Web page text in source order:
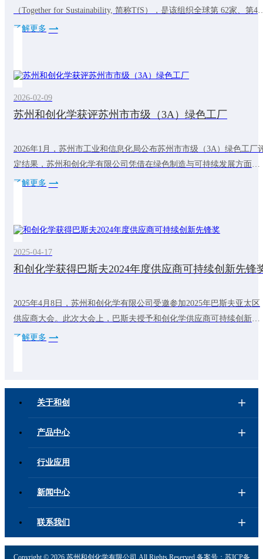
（Together for Sustainability, 简称TfS），是该组织全球第 62家、第4
中国化工成员，标志着公司在践行全球可持续发展理念的道路上迈出
有韧性的化学供应链的发展。和创化学加入TfS之路
了解更多
2026-02-09
苏州和创化学获评苏州市市级（3A）绿色工厂
2026年1月，苏州市工业和信息化局公布苏州市市级（3A）绿色工厂
定结果，苏州和创化学有限公司凭借在绿色制造与可持续发展方面的
系统实践，成功入选。自建厂以来，和创化学始终将可持续发展理念
碳排放。公司同时建立完善的产品碳足迹管控体系，明确并落实碳排
了解更多
2025-04-17
和创化学获得巴斯夫2024年度供应商可持续创新先锋
2025年4月8日，苏州和创化学有限公司受邀参加2025年巴斯夫亚太区
供应商大会。此次大会上，巴斯夫授予和创化学供应商可持续创新先
锋奖。这代表和创化学在可持续发展方面做出的不断努力得到了客户
了解更多
关于和创
产品中心
行业应用
新闻中心
联系我们
Copyright © 2026 苏州和创化学有限公司 All Rights Reserved 备案号： 苏ICP备